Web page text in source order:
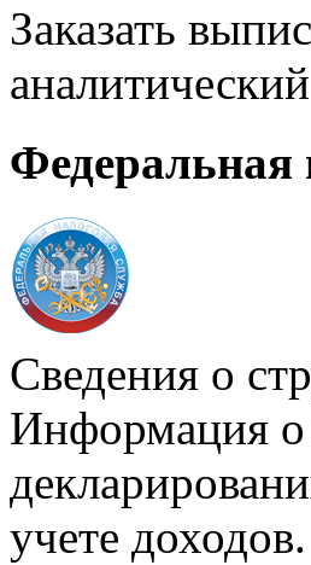
Заказать
Федеральная
Сведения о
Информация о
учете доходов.